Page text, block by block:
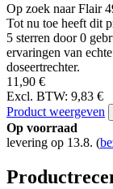
Op zoek naar Flair
Tot nu toe heeft dit
5 sterren door 0
ervaringen van
doseertrechter.
11,90 €
Excl. BTW: 9,83 €
Product weergeven
Op voorraad
levering op 13.8. (